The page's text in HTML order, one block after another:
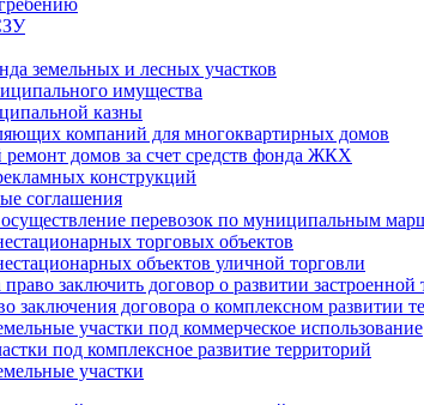
земельных и лесных участков
имущества
казны
компаний для многоквартирных домов
домов за счет средств фонда ЖКХ
конструкций
соглашения
перевозок по муниципальным
торговых объектов
объектов уличной торговли
заключить договор о развитии застроенной
заключения договора о комплексном развитии
участки под коммерческое использование
под комплексное развитие территорий
участки